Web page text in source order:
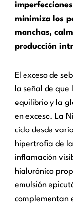
minimiza los
manchas,
producción
El exceso de
la señal de
equilibrio y la
en exceso. La
ciclo desde
hipertrofia de
inflamación
hialurónico
emulsión
complementan